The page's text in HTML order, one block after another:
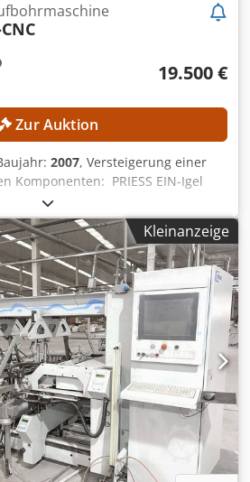
19.500 €
Zur Auktion
2007, Versteigerung einer
Komponenten: PRIESS EIN-Igel
PRIESS BAT-DTW-CNC PRIESS BAT-
DLS-CNC WANDRES CVT 05/1000
DETAILS Vertikales
500 mm Max.
CNC-Bohrmaschine
Arbeitsbereich X-Achse: 2.500
800 mm Max.
Anzahl Bohreinheiten: 4
88 Bohreinheit 1 Position:
23 Bohreinheit 2 Position:
23 Bohreinheit 3 Position:
12 Bohreinheit 4 Position:
20 CNC-Bohr- und
BAT-DTW-CNC)
und Einsetzen Arbeitsbereich X-
Kleinanzeige